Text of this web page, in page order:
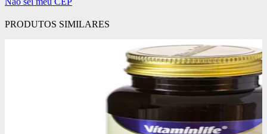
PRODUTOS SIMILARES